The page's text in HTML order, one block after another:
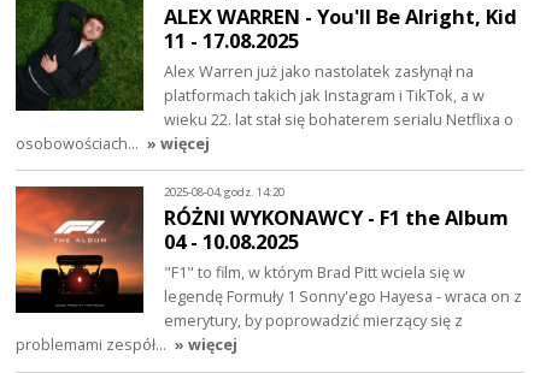
ALEX WARREN - You'll Be Alright, Kid
11 - 17.08.2025
Alex Warren już jako nastolatek zasłynął na
platformach takich jak Instagram i TikTok, a w
wieku 22. lat stał się bohaterem serialu Netflixa o
osobowościach… » więcej
2025-08-04, godz. 14:20
RÓŻNI WYKONAWCY - F1 the Album
04 - 10.08.2025
"F1" to film, w którym Brad Pitt wciela się w
legendę Formuły 1 Sonny'ego Hayesa - wraca on z
emerytury, by poprowadzić mierzący się z
problemami zespół… » więcej